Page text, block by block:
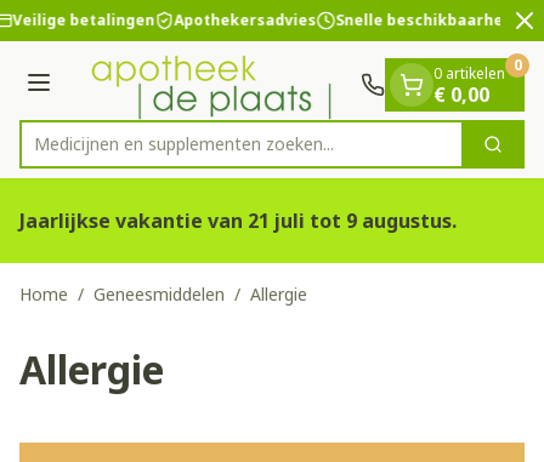
Ga naar de inhoud
2 van 2
Veilige betalingen Apothekersadvies Snelle beschikbaarheid
Menu
Product, merk, categorie...
Medicijnen en supplementen zoeken... Zoek
0 artikelen
€ 0,00
0
Jaarlijkse vakantie van 21 juli tot 9 augustus.
Home / Geneesmiddelen / Allergie
Allergie